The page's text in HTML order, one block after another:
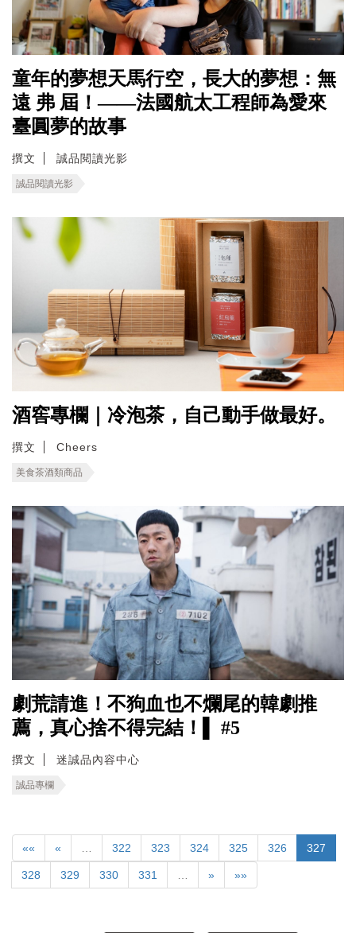
童年的夢想天馬行空，長大的夢想：無
遠 弗 屆！——法國航太工程師為愛來
臺圓夢的故事
撰文 誠品閱讀光影
誠品閱讀光影
酒窖專欄｜冷泡茶，自己動手做最好。
撰文 Cheers
美食茶酒類商品
劇荒請進！不狗血也不爛尾的韓劇推
薦，真心捨不得完結！▌ #5
撰文 迷誠品內容中心
誠品專欄
«« « 322 323 324 325 326 327
328 329 330 331 » »»